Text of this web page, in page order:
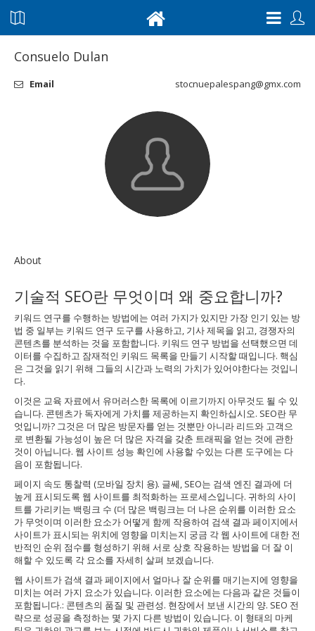
Consuelo Dulan
Email stocnuepalespang@gmx.com
About
기술적 SEO란 무엇이며 왜 중요합니까?
키워드 연구를 수행하는 방법에는 여러 가지가 있지만 가장 인기 있는 방
법 중 일부는 키워드 연구 도구를 사용하고, 기사 제목을 읽고, 경쟁자의
콘텐츠를 분석하는 것을 포함합니다. 키워드 연구 방법을 선택했으면 데
이터를 수집하고 잠재적인 키워드 목록을 만들기 시작할 때입니다. 핵심
은 그것을 읽기 위해 그들의 시간과 노력의 가치가 있어야한다는 것입니
다.
이것은 교육 자료에서 유머러스한 목록에 이르기까지 아무것도 될 수 있
습니다. 콘텐츠가 독자에게 가치를 제공하는지 확인하십시오. SEO란 무
엇입니까? 그것은 더 많은 방문자를 얻는 것뿐만 아니라 리드와 고객으
로 변환될 가능성이 높은 더 많은 자격을 갖춘 트래픽을 얻는 것에 관한
것이 아닙니다. 웹 사이트 성능 확인에 사용할 수있는 다른 도구에는 다
음이 포함됩니다.
페이지 속도 통찰력 (모바일 장치 용). 글쎄, SEO는 검색 엔진 결과에 더
높게 표시되도록 웹 사이트를 최적화하는 프로세스입니다. 귀하의 사이
트를 가리키는 백링크 수 (더 많은 백링크는 더 나은 순위를 이러한 요소
가 무엇이며 이러한 요소가 어떻게 함께 작용하여 검색 결과 페이지에서
사이트가 표시되는 위치에 영향을 미치는지 궁금 각 웹 사이트에 대한 전
반적인 순위 점수를 형성하기 위해 서로 상호 작용하는 방법을 더 잘 이
해할 수 있도록 각 요소를 자세히 살펴 보겠습니다.
웹 사이트가 검색 결과 페이지에서 얼마나 잘 순위를 매기는지에 영향을
미치는 여러 가지 요소가 있습니다. 이러한 요소에는 다음과 같은 것들이
포함됩니다.: 콘텐츠의 품질 및 관련성. 현장에서 보낸 시간의 양. SEO 전
략으로 성공을 측정하는 몇 가지 다른 방법이 있습니다. 이 형태의 마케